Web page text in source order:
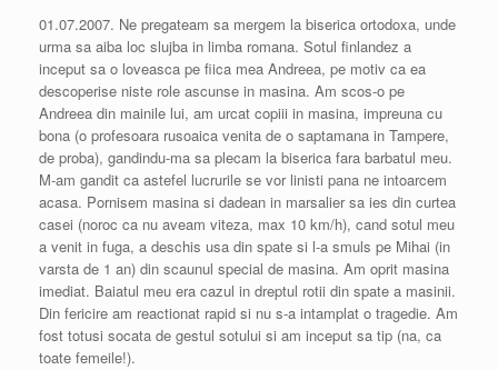
01.07.2007. Ne pregateam sa mergem la biserica ortodoxa, unde
urma sa aiba loc slujba in limba romana. Sotul finlandez a
inceput sa o loveasca pe fiica mea Andreea, pe motiv ca ea
descoperise niste role ascunse in masina. Am scos-o pe
Andreea din mainile lui, am urcat copiii in masina, impreuna cu
bona (o profesoara rusoaica venita de o saptamana in Tampere,
de proba), gandindu-ma sa plecam la biserica fara barbatul meu.
M-am gandit ca astefel lucrurile se vor linisti pana ne intoarcem
acasa. Pornisem masina si dadean in marsalier sa ies din curtea
casei (noroc ca nu aveam viteza, max 10 km/h), cand sotul meu
a venit in fuga, a deschis usa din spate si l-a smuls pe Mihai (in
varsta de 1 an) din scaunul special de masina. Am oprit masina
imediat. Baiatul meu era cazul in dreptul rotii din spate a masinii.
Din fericire am reactionat rapid si nu s-a intamplat o tragedie. Am
fost totusi socata de gestul sotului si am inceput sa tip (na, ca
toate femeile!).